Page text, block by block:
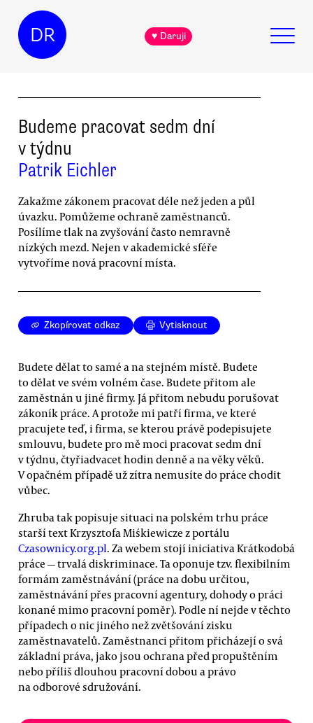
DR ♥ Daruji
Budeme pracovat sedm dní
v týdnu
Patrik Eichler
Zakažme zákonem pracovat déle než jeden a půl
úvazku. Pomůžeme ochraně zaměstnanců.
Posílíme tlak na zvyšování často nemravně
nízkých mezd. Nejen v akademické sféře
vytvoříme nová pracovní místa.
Zkopírovat odkaz Vytisknout
Budete dělat to samé a na stejném místě. Budete
to dělat ve svém volném čase. Budete přitom ale
zaměstnán u jiné firmy. Já přitom nebudu porušovat
zákoník práce. A protože mi patří firma, ve které
pracujete teď, i firma, se kterou právě podepisujete
smlouvu, budete pro mě moci pracovat sedm dní
v týdnu, čtyřiadvacet hodin denně a na věky věků.
V opačném případě už zítra nemusíte do práce chodit
vůbec.
Zhruba tak popisuje situaci na polském trhu práce
starší text Krzysztofa Miśkiewicze z portálu
Czasownicy.org.pl. Za webem stojí iniciativa Krátkodobá
práce — trvalá diskriminace. Ta oponuje tzv. flexibilním
formám zaměstnávání (práce na dobu určitou,
zaměstnávání přes pracovní agentury, dohody o práci
konané mimo pracovní poměr). Podle ní nejde v těchto
případech o nic jiného než zvětšování zisku
zaměstnavatelů. Zaměstnanci přitom přicházejí o svá
základní práva, jako jsou ochrana před propuštěním
nebo příliš dlouhou pracovní dobou a právo
na odborové sdružování.